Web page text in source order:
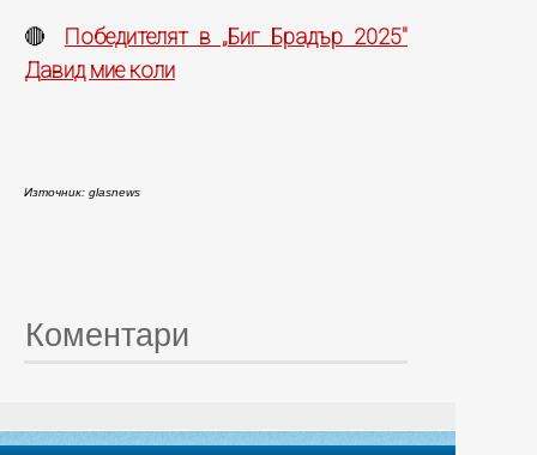
🔴 Победителят в „Биг Брадър 2025"
Давид мие коли
Източник: glasnews
Коментари